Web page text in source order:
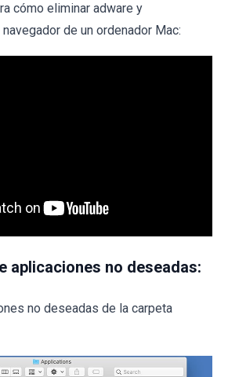
cómo eliminar adware y
de un ordenador Mac:
aplicaciones no deseadas:
no deseadas de la carpeta